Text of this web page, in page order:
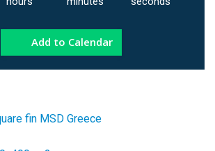
Add to Calendar